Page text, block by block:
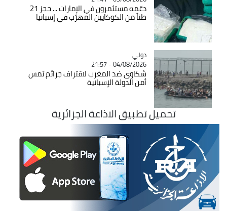
دعّمه مستثمرون في الإمارات ... حجز 21
طناً من الكوكايين المهرّب في إسبانيا
Catégorie
دولي
04/08/2026 - 21:57
شكاوى ضد المغرب لاقتراف جرائم تمس
أمن الدولة الإسبانية
تحميل تطبيق الاذاعة الجزائرية